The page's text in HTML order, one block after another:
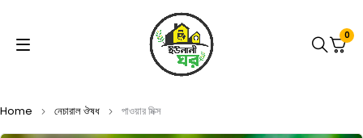
0
Home নেচারাল ঔষধ পাওয়ার মিক্স